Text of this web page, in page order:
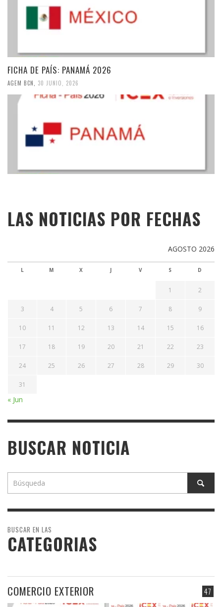
FICHA DE PAÍS: PANAMÁ 2026
AGEM BCN 30 JUNIO, 2026
LAS NOTICIAS POR FECHAS
AGOSTO 2026
L M X J V S D
1 2
3 4 5 6 7 8 9
10 11 12 13 14 15 16
17 18 19 20 21 22 23
24 25 26 27 28 29 30
31
« Jun
BUSCAR NOTICIA
BUSCAR EN LAS
CATEGORIAS
47
COMERCIO EXTERIOR